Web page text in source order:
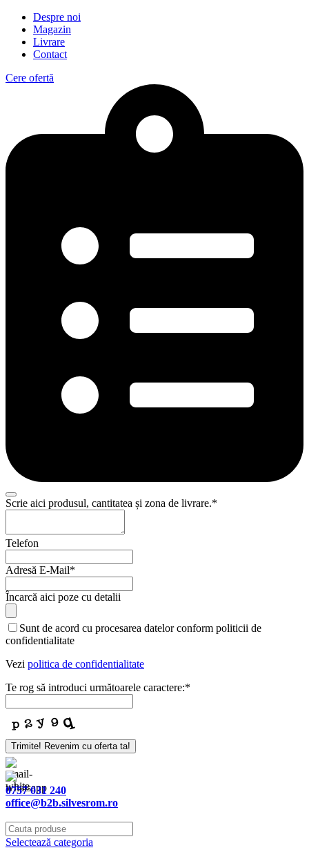
Despre noi
Magazin
Livrare
Contact
Cere ofertă
Scrie aici produsul, cantitatea și zona de livrare.*
Telefon
Adresă E-Mail*
Company
Name
Încarcă aici poze cu detalii
Sunt de acord cu procesarea datelor conform politicii de
confidentialitate
Vezi politica de confidentialitate
Te rog să introduci următoarele caractere:*
Trimite! Revenim cu oferta ta!
0757 031 240
office@b2b.silvesrom.ro
Selectează categoria